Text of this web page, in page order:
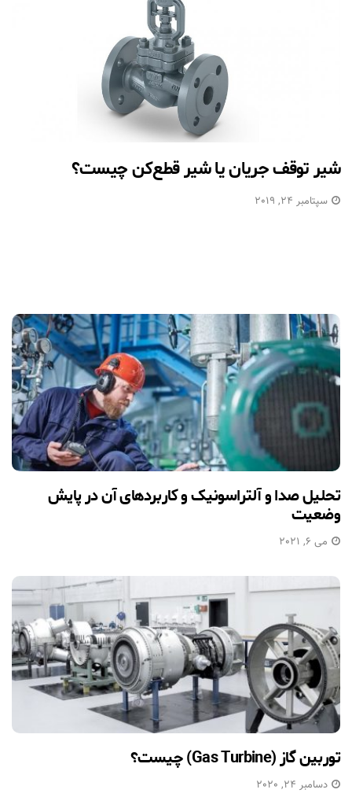
شیر توقف جریان یا شیر قطع‌کن چیست؟
سپتامبر 24, 2019
تحلیل صدا و آلتراسونیک و کاربردهای آن در پایش
وضعیت
می 6, 2021
توربین گاز (Gas Turbine) چیست؟
دسامبر 24, 2020